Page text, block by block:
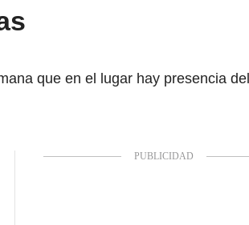
que en el lugar hay presencia del